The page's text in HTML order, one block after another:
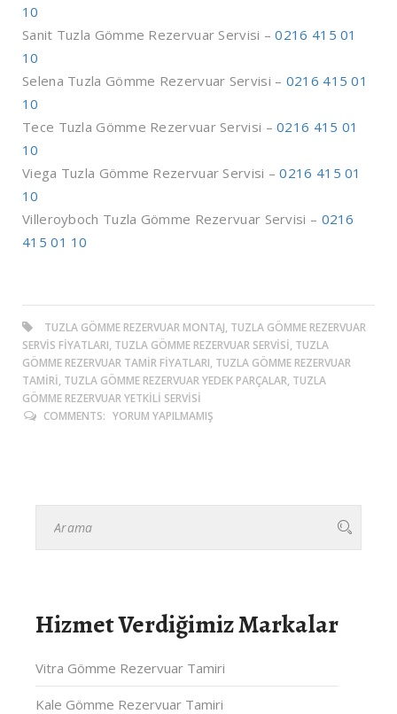
10
Sanit Tuzla Gömme Rezervuar Servisi –0216 415 01
10
Selena Tuzla Gömme Rezervuar Servisi – 0216 415 01
10
Tece Tuzla Gömme Rezervuar Servisi –0216 415 01
10
Viega Tuzla Gömme Rezervuar Servisi –0216 415 01
10
Villeroyboch Tuzla Gömme Rezervuar Servisi – 0216
415 01 10
TUZLA GÖMME REZERVUAR MONTAJ, TUZLA GÖMME REZERVUAR
SERVIS FIYATLARI, TUZLA GÖMME REZERVUAR SERVISI, TUZLA
GÖMME REZERVUAR TAMIR FIYATLARI, TUZLA GÖMME REZERVUAR
TAMIRI, TUZLA GÖMME REZERVUAR YEDEK PARÇALAR, TUZLA
GÖMME REZERVUAR YETKILI SERVISI
COMMENTS: YORUM YAPILMAMIŞ
Hizmet Verdiğimiz Markalar
Vitra Gömme Rezervuar Tamiri
Kale Gömme Rezervuar Tamiri